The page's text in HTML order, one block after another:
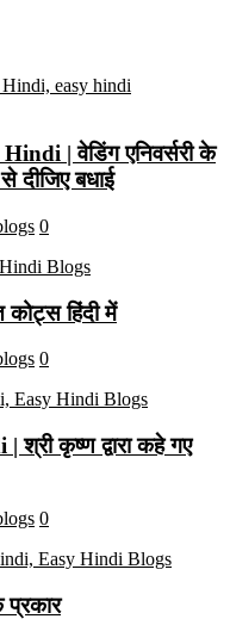
| वेडिंग एनिवर्सरी के
बधाई
0
हिंदी में
0
कृष्ण द्वारा कहे गए
0